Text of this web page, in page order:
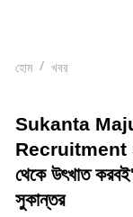
হোম খবর
Sukanta
Recruitment
থেকে উৎখাত করবই'
সুকান্তর